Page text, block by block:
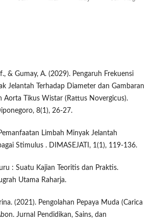
& Gumay, A. (2029). Pengaruh Frekuensi
Jelantah Terhadap Diameter dan Gambaran
Aorta Tikus Wistar (Rattus Novergicus).
8(1), 26-27.
Limbah Minyak Jelantah
Stimulus . DIMASEJATI, 1(1), 119-136.
: Suatu Kajian Teoritis dan Praktis.
Utama Raharja.
(2021). Pengolahan Pepaya Muda (Carica
Jurnal Pendidikan, Sains, dan